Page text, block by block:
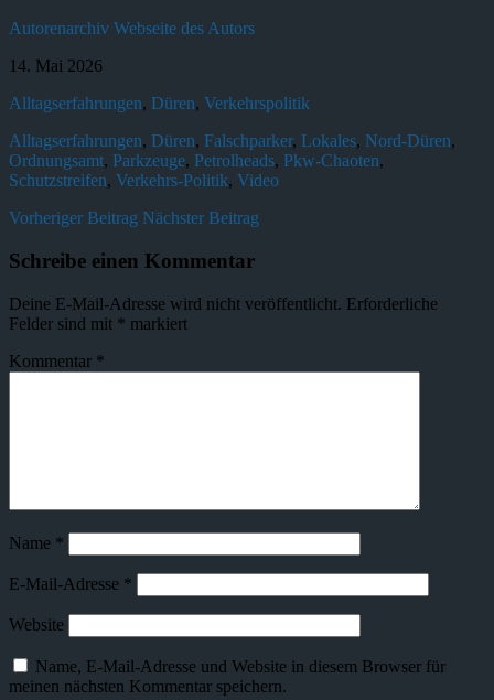
Autorenarchiv Webseite des Autors
14. Mai 2026
Alltagserfahrungen, Düren, Verkehrspolitik
Alltagserfahrungen, Düren, Falschparker, Lokales, Nord-Düren,
Ordnungsamt, Parkzeuge, Petrolheads, Pkw-Chaoten,
Schutzstreifen, Verkehrs-Politik, Video
Vorheriger Beitrag Nächster Beitrag
Schreibe einen Kommentar
Deine E-Mail-Adresse wird nicht veröffentlicht. Erforderliche
Felder sind mit * markiert
Kommentar *
Name *
E-Mail-Adresse *
Website
Name, E-Mail-Adresse und Website in diesem Browser für
meinen nächsten Kommentar speichern.